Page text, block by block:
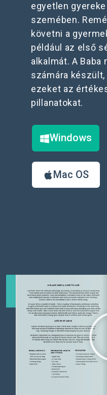
egyetlen
szemében.
követni a
például az első
alkalmát. A Baba
számára
ezeket az
pillanatokat.
Windows
Mac OS